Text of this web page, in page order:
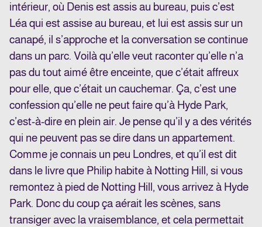
intérieur, où Denis est assis au bureau, puis c’est
Léa qui est assise au bureau, et lui est assis sur un
canapé, il s’approche et la conversation se continue
dans un parc. Voilà qu’elle veut raconter qu’elle n’a
pas du tout aimé être enceinte, que c’était affreux
pour elle, que c’était un cauchemar. Ça, c’est une
confession qu’elle ne peut faire qu’à Hyde Park,
c’est-à-dire en plein air. Je pense qu’il y a des vérités
qui ne peuvent pas se dire dans un appartement.
Comme je connais un peu Londres, et qu’il est dit
dans le livre que Philip habite à Notting Hill, si vous
remontez à pied de Notting Hill, vous arrivez à Hyde
Park. Donc du coup ça aérait les scènes, sans
transiger avec la vraisemblance, et cela permettait